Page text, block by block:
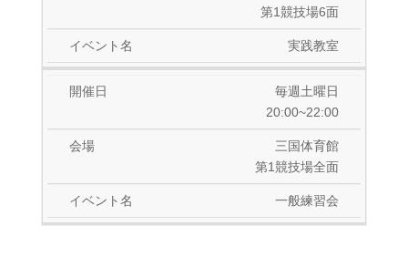
第1競技場6面
実践教室
毎週土曜日
20:00~22:00
三国体育館
第1競技場全面
一般練習会